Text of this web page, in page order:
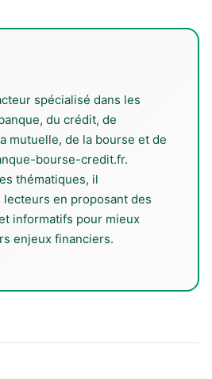
spécialisé dans les
du crédit, de
mutuelle, de la bourse et de
bourse-credit.fr.
thématiques, il
lecteurs en proposant des
informatifs pour mieux
enjeux financiers.